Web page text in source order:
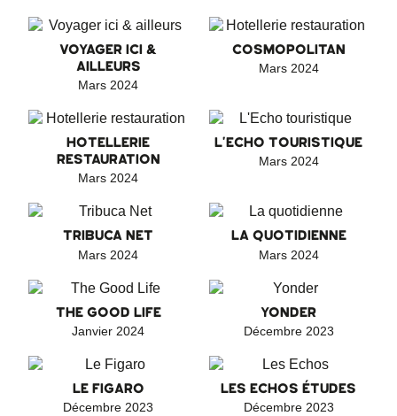
VOYAGER ICI &
AILLEURS
Mars 2024
COSMOPOLITAN
Mars 2024
HOTELLERIE
RESTAURATION
Mars 2024
L'ECHO TOURISTIQUE
Mars 2024
TRIBUCA NET
Mars 2024
LA QUOTIDIENNE
Mars 2024
THE GOOD LIFE
Janvier 2024
YONDER
Décembre 2023
LE FIGARO
Décembre 2023
LES ECHOS ÉTUDES
Décembre 2023